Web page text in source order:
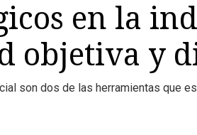
en la
objetiva y
son dos de las herramientas que